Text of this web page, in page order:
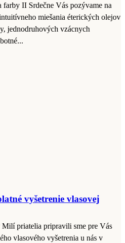
farby II Srdečne Vás pozývame na
miešania éterických olejov
jednodruhových vzácnych
vyšetrenie vlasovej
priatelia pripravili sme pre Vás
vlasového vyšetrenia u nás v